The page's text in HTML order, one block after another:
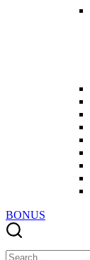
BONUS
Search